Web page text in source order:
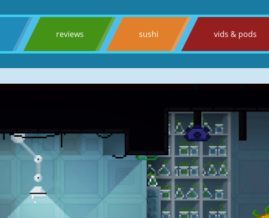
reviews sushi vids & pods